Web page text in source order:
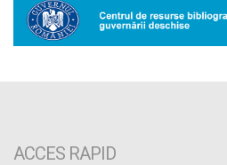
ACCES RAPID